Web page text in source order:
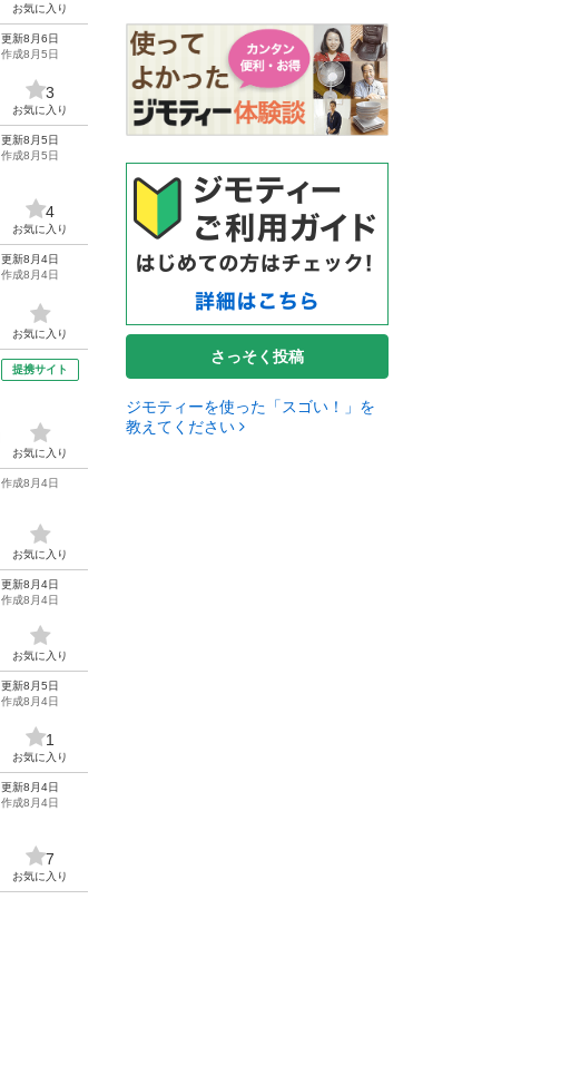
お気に入り
更新8月6日
作成8月5日
3
お気に入り
更新8月5日
作成8月5日
4
お気に入り
更新8月4日
作成8月4日
お気に入り
提携サイト
お気に入り
作成8月4日
お気に入り
更新8月4日
作成8月4日
お気に入り
更新8月5日
作成8月4日
1
お気に入り
更新8月4日
作成8月4日
7
お気に入り
さっそく投稿
ジモティーを使った「スゴい！」を
教えてください